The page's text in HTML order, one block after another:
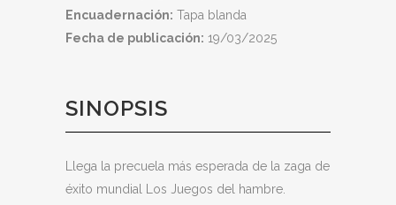
Encuadernación: Tapa blanda
Fecha de publicación: 19/03/2025
SINOPSIS
Llega la precuela más esperada de la zaga de
éxito mundial Los Juegos del hambre.